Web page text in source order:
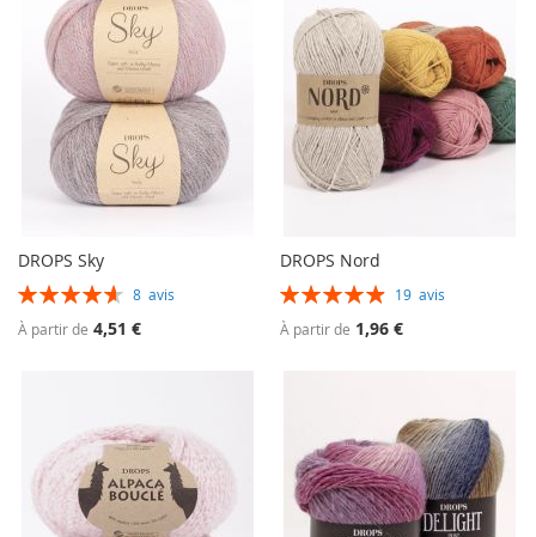
DROPS Sky
Évaluation:
8 avis
À partir de 4,51 €
DROPS Nord
Évaluation:
19 avis
À partir de 1,96 €